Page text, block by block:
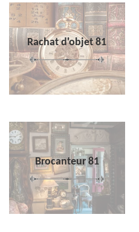
Rachat d'objet 81
Brocanteur 81